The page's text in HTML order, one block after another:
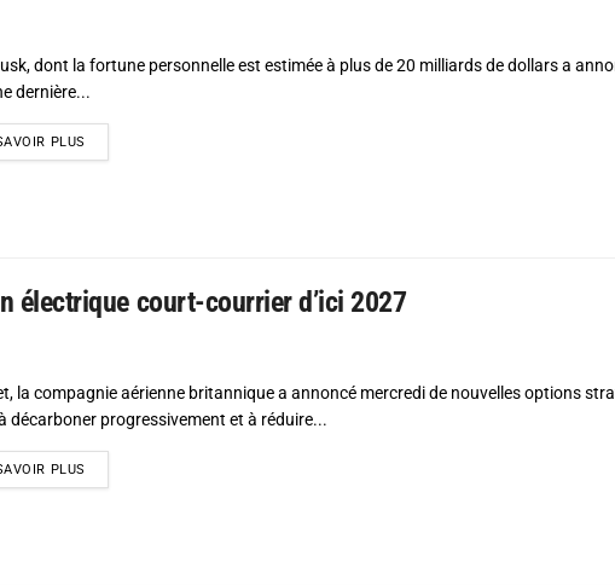
dont la fortune personnelle est estimée à plus de 20 milliards de dollars a
dernière...
PLUS
électrique court-courrier d’ici 2027
la compagnie aérienne britannique a annoncé mercredi de nouvelles options
décarboner progressivement et à réduire...
PLUS